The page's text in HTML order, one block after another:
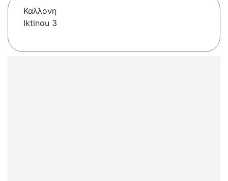
Καλλονη
Iktinou 3